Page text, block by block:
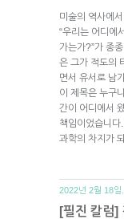
미술의 역사에
“우리는 어디에
가는가?”가 종
은 그가 적도의
면서 유서로 남
이 제목은 누구
간이 어디에서
책임이었습니
과학의 차지가
2022년 2월 18일.
[필진 칼럼]